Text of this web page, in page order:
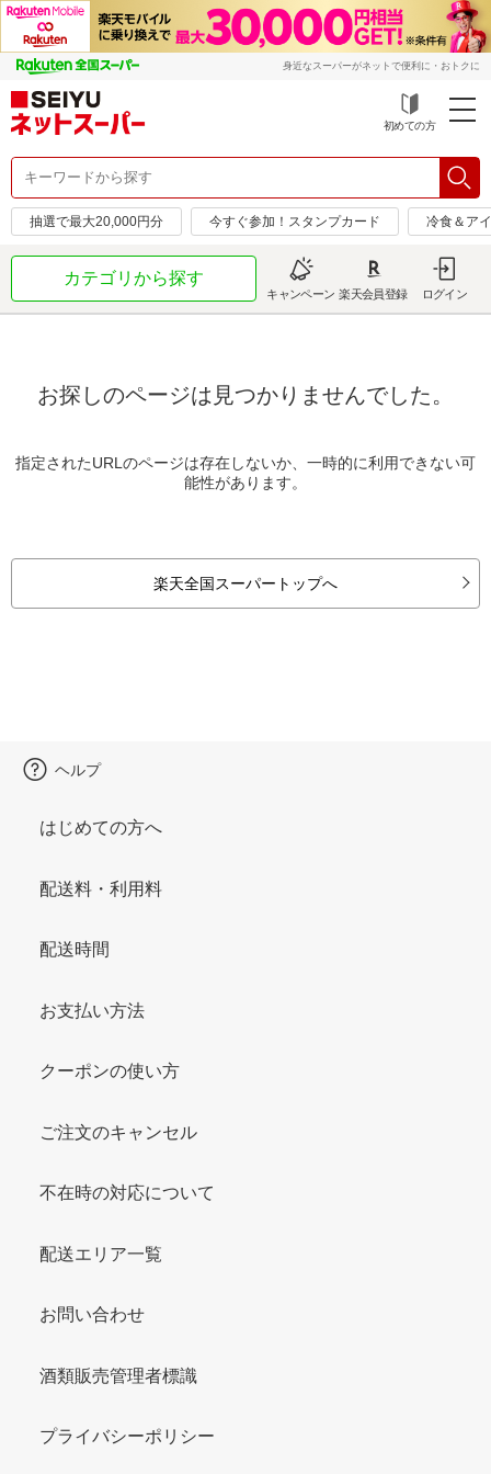
身近なスーパーがネットで便利に・おトクに
初めての方
抽選で最大20,000円分 今すぐ参加！スタンプカード 冷食＆ア
カテゴリから探す
キャンペーン 楽天会員登録 ログイン
お探しのページは見つかりませんでした。
指定されたURLのページは存在しないか、一時的に利用できない可
能性があります。
楽天全国スーパートップへ
ヘルプ
はじめての方へ
配送料・利用料
配送時間
お支払い方法
クーポンの使い方
ご注文のキャンセル
不在時の対応について
配送エリア一覧
お問い合わせ
酒類販売管理者標識
プライバシーポリシー